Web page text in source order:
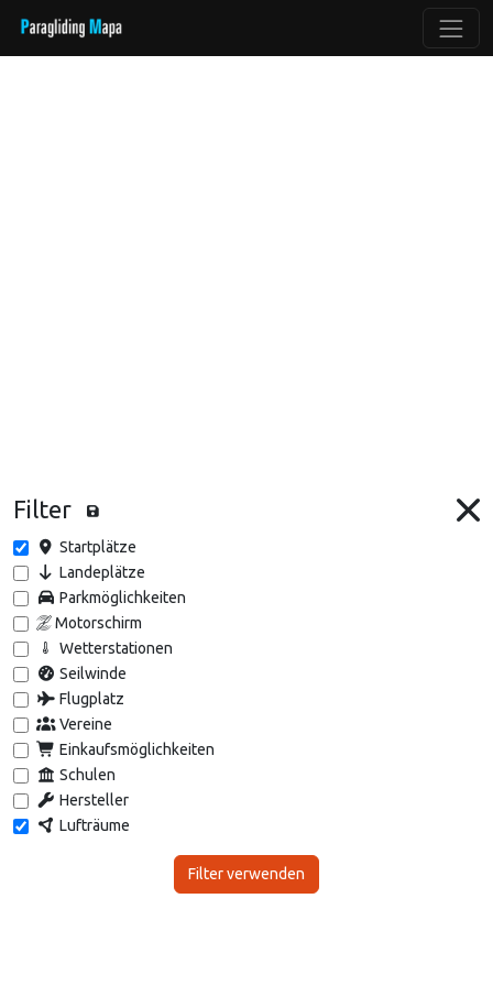
Filter
Startplätze
Landeplätze
Parkmöglichkeiten
Motorschirm
Wetterstationen
Seilwinde
Flugplatz
Vereine
Einkaufsmöglichkeiten
Schulen
Hersteller
Lufträume
Filter verwenden